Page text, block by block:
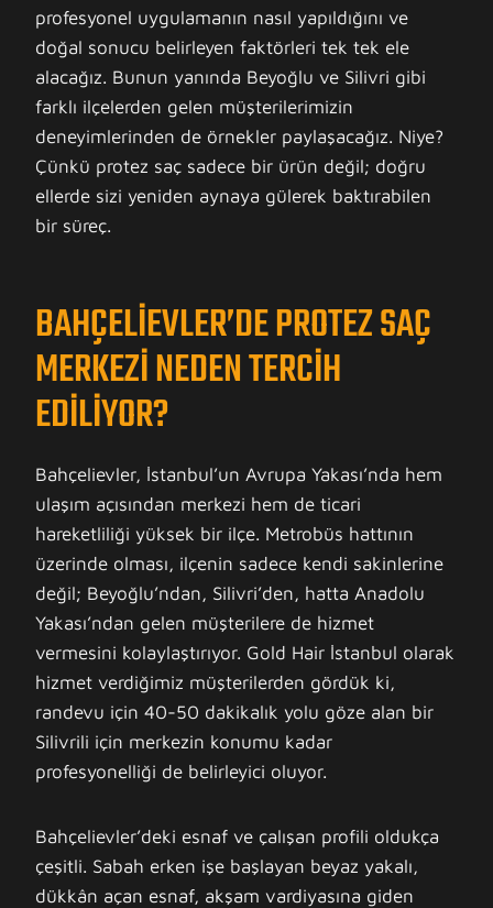
profesyonel uygulamanın nasıl yapıldığını ve
doğal sonucu belirleyen faktörleri tek tek ele
alacağız. Bunun yanında Beyoğlu ve Silivri gibi
farklı ilçelerden gelen müşterilerimizin
deneyimlerinden de örnekler paylaşacağız. Niye?
Çünkü protez saç sadece bir ürün değil; doğru
ellerde sizi yeniden aynaya gülerek baktırabilen
bir süreç.
BAHÇELIEVLER’DE PROTEZ SAÇ
MERKEZI NEDEN TERCIH
EDILIYOR?
Bahçelievler, İstanbul’un Avrupa Yakası’nda hem
ulaşım açısından merkezi hem de ticari
hareketliliği yüksek bir ilçe. Metrobüs hattının
üzerinde olması, ilçenin sadece kendi sakinlerine
değil; Beyoğlu’ndan, Silivri’den, hatta Anadolu
Yakası’ndan gelen müşterilere de hizmet
vermesini kolaylaştırıyor. Gold Hair İstanbul olarak
hizmet verdiğimiz müşterilerden gördük ki,
randevu için 40-50 dakikalık yolu göze alan bir
Silivrili için merkezin konumu kadar
profesyonelliği de belirleyici oluyor.
Bahçelievler’deki esnaf ve çalışan profili oldukça
çeşitli. Sabah erken işe başlayan beyaz yakalı,
dükkân açan esnaf, akşam vardiyasına giden